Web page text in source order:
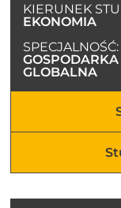
KIERUNEK
EKONOMIA
SPECJALNOŚĆ:
GOSPODARKA
GLOBALNA